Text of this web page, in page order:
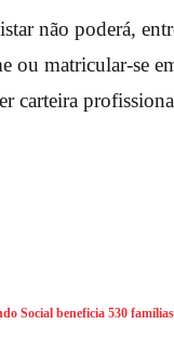
não poderá,
ou matricular-se
carteira
Social beneficia 530 famílias